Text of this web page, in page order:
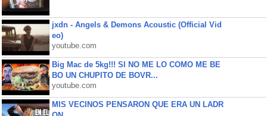
jxdn - Angels & Demons Acoustic (Official Vid
eo)
youtube.com
Big Mac de 5kg!!! SI NO ME LO COMO ME BE
BO UN CHUPITO DE BOVR...
youtube.com
MIS VECINOS PENSARON QUE ERA UN LADR